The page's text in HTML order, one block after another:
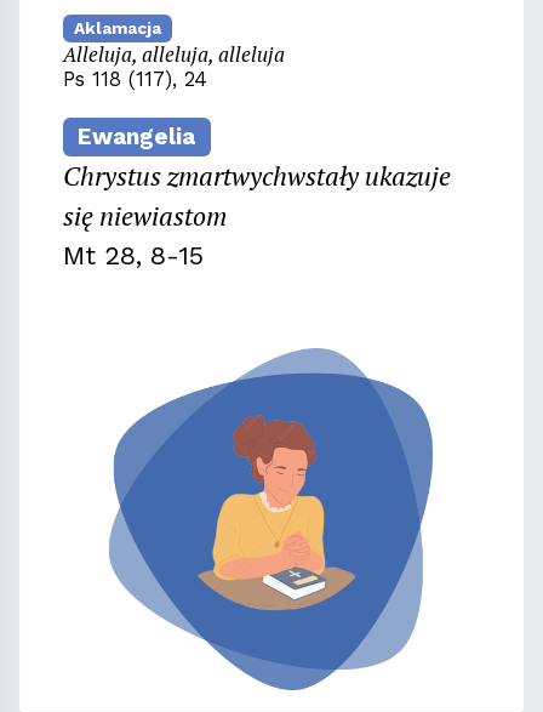
Aklamacja
Alleluja, alleluja, alleluja
Ps 118 (117), 24
Ewangelia
Chrystus zmartwychwstały ukazuje
się niewiastom
Mt 28, 8-15